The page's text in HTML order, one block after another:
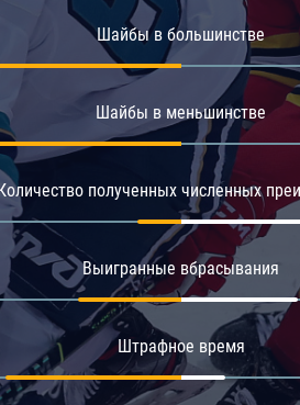
Амур
Барыс
Салават Юлаев
Шайбы в большинстве
Шайбы в меньшинстве
полученных численных
Выигранные вбрасывания
Штрафное время